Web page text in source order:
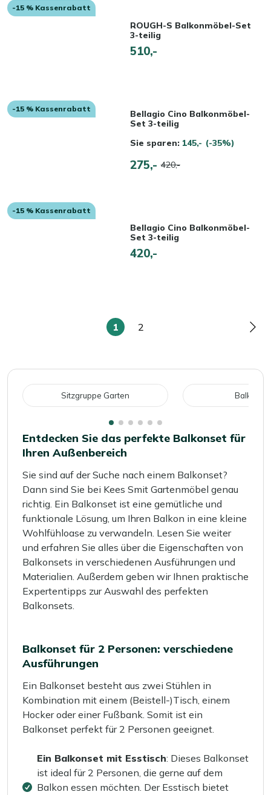
-15 % Kassenrabatt
ROUGH-S Balkonmöbel-Set
3-teilig
510,-
-15 % Kassenrabatt
Bellagio Cino Balkonmöbel-
Set 3-teilig
Sie sparen: 145,- (-35%)
275,- 420,-
-15 % Kassenrabatt
Bellagio Cino Balkonmöbel-
Set 3-teilig
420,-
Sie
Seite
1
Seite
2
Sitzgruppe Garten
Entdecken Sie das perfekte Balkonset für
Ihren Außenbereich
Sie sind auf der Suche nach einem Balkonset?
Dann sind Sie bei Kees Smit Gartenmöbel genau
richtig. Ein Balkonset ist eine gemütliche und
funktionale Lösung, um Ihren Balkon in eine kleine
Wohlfühloase zu verwandeln. Lesen Sie weiter
und erfahren Sie alles über die Eigenschaften von
Balkonsets in verschiedenen Ausführungen und
Materialien. Außerdem geben wir Ihnen praktische
Expertentipps zur Auswahl des perfekten
Balkonsets.
Balkonset für 2 Personen: verschiedene
Ausführungen
Ein Balkonset besteht aus zwei Stühlen in
Kombination mit einem (Beistell-)Tisch, einem
Hocker oder einer Fußbank. Somit ist ein
Balkonset perfekt für 2 Personen geeignet.
Ein Balkonset mit Esstisch: Dieses Balkonset
ist ideal für 2 Personen, die gerne auf dem
Balkon essen möchten. Der Esstisch bietet